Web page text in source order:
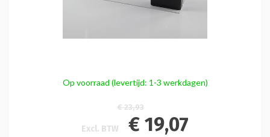
Op voorraad (levertijd: 1-3 werkdagen)
€ 23,93
Excl. BTW € 19,07